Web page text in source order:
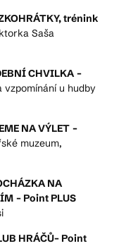
trénink
Saša
CHVILKA –
vzpomínání u hudby
NA VÝLET –
muzeum,
NA
– Point PLUS
HRÁČŮ– Point